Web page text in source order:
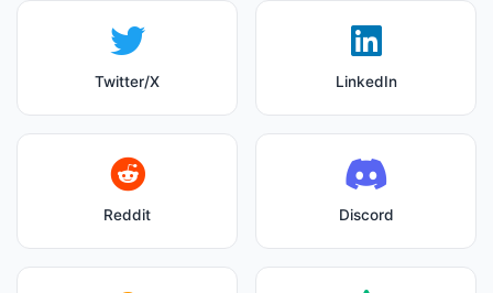
Twitter/X LinkedIn
Reddit Discord